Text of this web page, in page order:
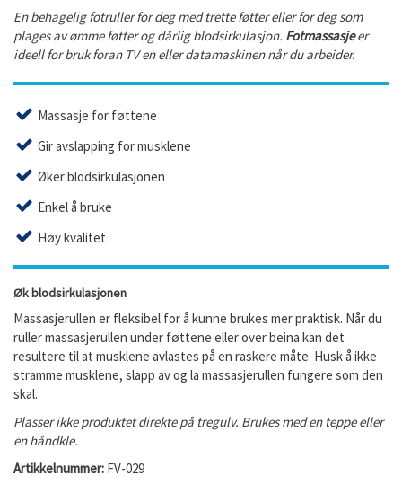
En behagelig fotruller for deg med trette føtter eller for deg som
plages av ømme føtter og dårlig blodsirkulasjon. Fotmassasjeer
ideell for bruk foran TV en eller datamaskinen når du arbeider.
Massasje for føttene
Gir avslapping for musklene
Øker blodsirkulasjonen
Enkel å bruke
Høy kvalitet
Øk blodsirkulasjonen
Massasjerullen er fleksibel for å kunne brukes mer praktisk. Når du
ruller massasjerullen under føttene eller over beina kan det
resultere til at musklene avlastes på en raskere måte. Husk å ikke
stramme musklene, slapp av og la massasjerullen fungere som den
skal.
Plasser ikke produktet direkte på tregulv. Brukes med en teppe eller
en håndkle.
Artikkelnummer: FV-029